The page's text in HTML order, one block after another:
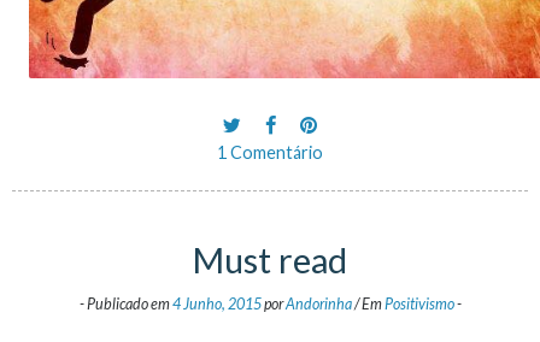
1 Comentário
Must read
-Publicado em4 Junho, 2015porAndorinha/EmPositivismo-